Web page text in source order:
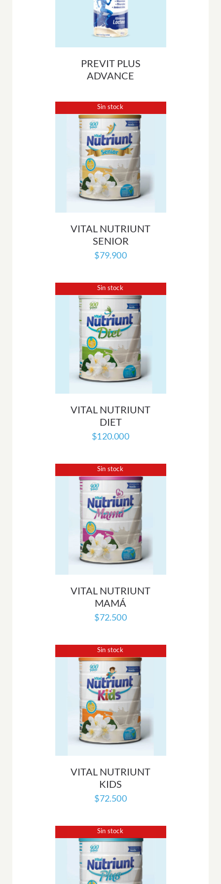
PREVIT PLUS
ADVANCE
Sin stock
VITAL NUTRIUNT
SENIOR
$79.900
Sin stock
VITAL NUTRIUNT
DIET
$120.000
Sin stock
VITAL NUTRIUNT
MAMÁ
$72.500
Sin stock
VITAL NUTRIUNT
KIDS
$72.500
Sin stock